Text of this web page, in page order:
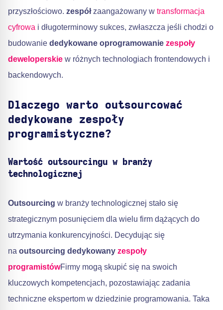
przyszłościowo. zespółzaangażowany w transformacja
cyfrowa i długoterminowy sukces, zwłaszcza jeśli chodzi o
budowanie dedykowane oprogramowanie zespoły
deweloperskie w różnych technologiach frontendowych i
backendowych.
Dlaczego warto outsourcować
dedykowane zespoły
programistyczne?
Wartość outsourcingu w branży
technologicznej
Outsourcing w branży technologicznej stało się
strategicznym posunięciem dla wielu firm dążących do
utrzymania konkurencyjności. Decydując się
na outsourcing dedykowany zespoły
programistówFirmy mogą skupić się na swoich
kluczowych kompetencjach, pozostawiając zadania
techniczne ekspertom w dziedzinie programowania. Taka